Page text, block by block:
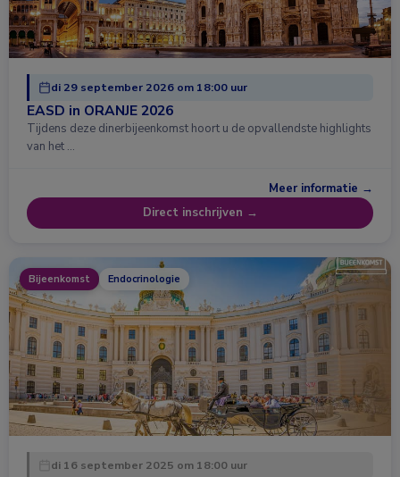
di 29 september 2026 om 18:00 uur
EASD in ORANJE 2026
Tijdens deze dinerbijeenkomst hoort u de opvallendste highlights
van het …
Meer informatie →
Direct inschrijven →
Bijeenkomst Endocrinologie
di 16 september 2025 om 18:00 uur